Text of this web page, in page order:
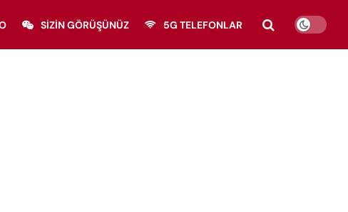
SIZIN GÖRÜŞÜNÜZ 5G TELEFONLAR